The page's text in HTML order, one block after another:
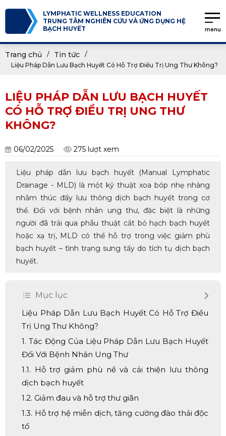
LYMPHATIC WELLNESS EDUCATION
TRUNG TÂM NGHIÊN CỨU VÀ ỨNG DỤNG HỆ
BẠCH HUYẾT
menu
Trang chủ Tin tức
Liệu Pháp Dẫn Lưu Bạch Huyết Có Hỗ Trợ Điều Trị Ung Thư Không?
LIỆU PHÁP DẪN LƯU BẠCH HUYẾT
CÓ HỖ TRỢ ĐIỀU TRỊ UNG THƯ
KHÔNG?
06/02/2025 275 lượt xem
Liệu pháp dẫn lưu bạch huyết (Manual Lymphatic
Drainage - MLD) là một kỹ thuật xoa bóp nhẹ nhàng
nhằm thúc đẩy lưu thông dịch bạch huyết trong cơ
thể. Đối với bệnh nhân ung thư, đặc biệt là những
người đã trải qua phẫu thuật cắt bỏ hạch bạch huyết
hoặc xạ trị, MLD có thể hỗ trợ trong việc giảm phù
bạch huyết – tình trạng sưng tấy do tích tụ dịch bạch
huyết.
Mục lục
Liệu Pháp Dẫn Lưu Bạch Huyết Có Hỗ Trợ Điều
Trị Ung Thư Không?
1. Tác Động Của Liệu Pháp Dẫn Lưu Bạch Huyết
Đối Với Bệnh Nhân Ung Thư
1.1. Hỗ trợ giảm phù nề và cải thiện lưu thông
dịch bạch huyết
1.2. Giảm đau và hỗ trợ thư giãn
1.3. Hỗ trợ hệ miễn dịch, tăng cường đào thải độc
tố